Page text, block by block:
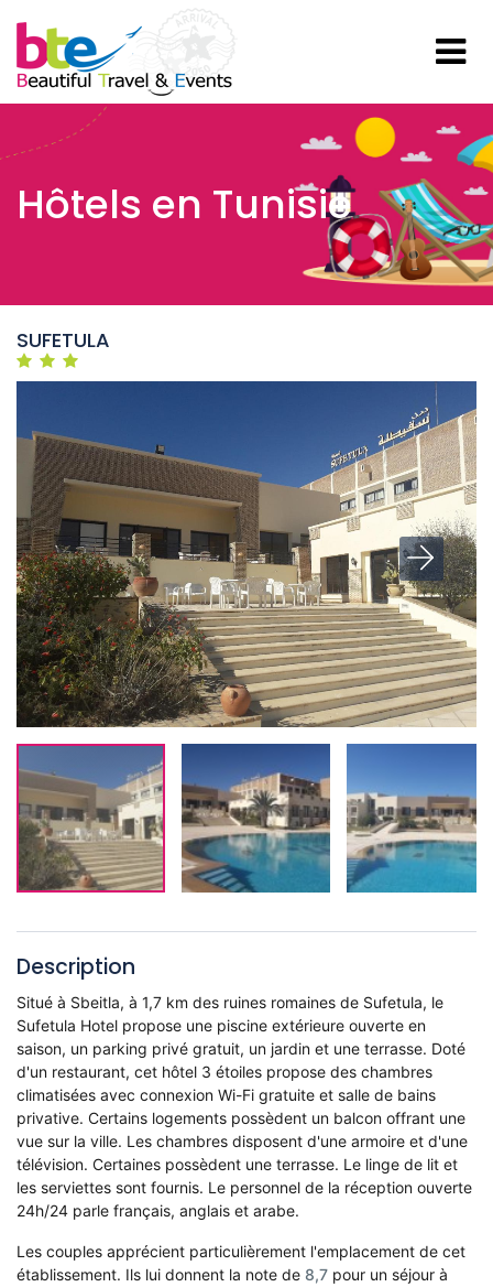
Hôtels en Tunisie
SUFETULA
Description
Situé à Sbeitla, à 1,7 km des ruines romaines de Sufetula, le
Sufetula Hotel propose une piscine extérieure ouverte en
saison, un parking privé gratuit, un jardin et une terrasse. Doté
d'un restaurant, cet hôtel 3 étoiles propose des chambres
climatisées avec connexion Wi-Fi gratuite et salle de bains
privative. Certains logements possèdent un balcon offrant une
vue sur la ville. Les chambres disposent d'une armoire et d'une
télévision. Certaines possèdent une terrasse. Le linge de lit et
les serviettes sont fournis. Le personnel de la réception ouverte
24h/24 parle français, anglais et arabe.
Les couples apprécient particulièrement l'emplacement de cet
établissement. Ils lui donnent la note de 8,7 pour un séjour à